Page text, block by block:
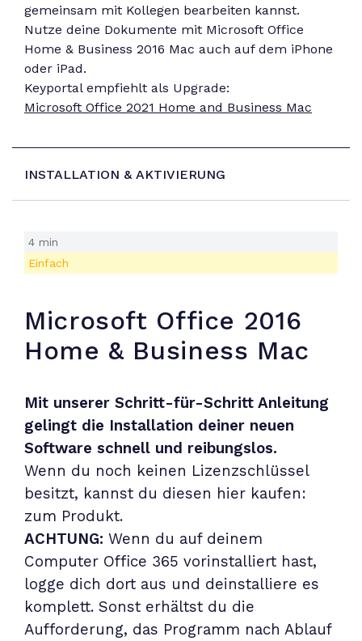
gemeinsam mit Kollegen bearbeiten kannst.
Nutze deine Dokumente mit Microsoft Office
Home & Business 2016 Mac auch auf dem iPhone
oder iPad.
Keyportal empfiehlt als Upgrade:
Microsoft Office 2021 Home and Business Mac
INSTALLATION & AKTIVIERUNG
4 min
Einfach
Microsoft Office 2016
Home & Business Mac
Mit unserer Schritt-für-Schritt Anleitung
gelingt die Installation deiner neuen
Software schnell und reibungslos.
Wenn du noch keinen Lizenzschlüssel
besitzt, kannst du diesen hier kaufen:
zum Produkt.
ACHTUNG: Wenn du auf deinem
Computer Office 365 vorinstalliert hast,
logge dich dort aus und deinstalliere es
komplett. Sonst erhältst du die
Aufforderung, das Programm nach Ablauf